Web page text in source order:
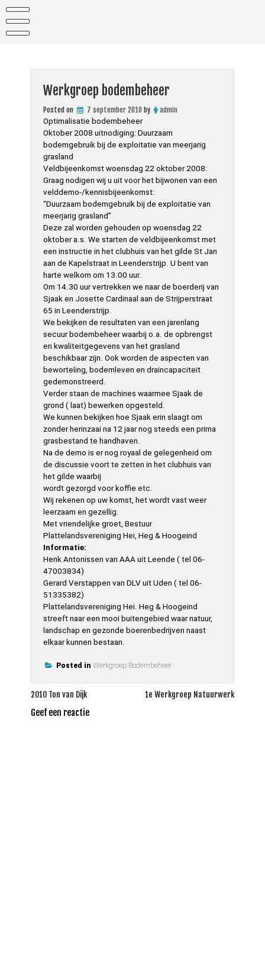
content
Werkgroep bodembeheer
Posted on 7 september 2010 by
admin
Optimalisatie bodembeheer
Oktober 2008 uitnodiging: Duurzaam
bodemgebruik bij de exploitatie van meerjarig
grasland
Veldbijeenkomst woensdag 22 oktober 2008:
Graag nodigen wij u uit voor het bijwonen van een
velddemo-/kennisbijeenkomst:
“Duurzaam bodemgebruik bij de exploitatie van
meerjarig grasland”
Deze zal worden gehouden op woensdag 22
oktober a.s. We starten de veldbijeenkomst met
een instructie in het clubhuis van het gilde St Jan
aan de Kapelstraat in Leenderstrijp. U bent van
harte welkom om 13.00 uur.
Om 14.30 uur vertrekken we naar de boerderij van
Sjaak en Josette Cardinaal aan de Strijperstraat
65 in Leenderstrijp.
We bekijken de resultaten van een jarenlang
secuur bodembeheer waarbij o.a. de opbrengst
en kwaliteitgegevens van het grasland
beschikbaar zijn. Ook worden de aspecten van
beworteling, bodemleven en draincapaciteit
gedemonstreerd.
Verder staan de machines waarmee Sjaak de
grond ( laat) bewerken opgesteld.
We kunnen bekijken hoe Sjaak erin slaagt om
zonder herinzaai na 12 jaar nog steeds een prima
grasbestand te handhaven.
Na de demo is er nog royaal de gelegenheid om
de discussie voort te zetten in het clubhuis van
het gilde waarbij
wordt gezorgd voor koffie etc.
Wij rekenen op uw komst, het wordt vast weer
leerzaam en gezellig.
Met vriendelijke groet, Bestuur
Plattelandsvereniging Hei, Heg & Hoogeind
Informatie:
Henk Antonissen van AAA uit Leende ( tel 06-
47003834)
Gerard Verstappen van DLV uit Uden ( tel 06-
51335382)
Plattelandsvereniging Hei. Heg & Hoogeind
streeft naar een mooi buitengebied waar natuur,
landschap en gezonde boerenbedrijven naast
elkaar kunnen bestaan.
Posted in Werkgroep Bodembeheer
Bericht
navigatie
2010 Ton van Dijk 1e Werkgroep Natuurwerk
Geef een reactie